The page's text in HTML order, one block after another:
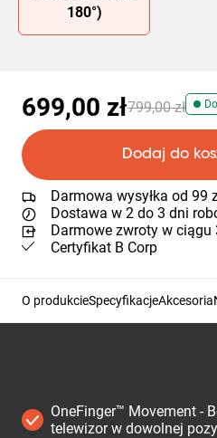
180°)
699,00 zł799,00 zł
Dodaj do
Darmowa wysyłka od 99
Dostawa w 2 do 3 dni
Darmowe zwroty w ciągu
Certyfikat B Corp
O produkcieSpecyfikacjeAkcesoria
OneFinger™ Movement -
telewizor w dowolnej